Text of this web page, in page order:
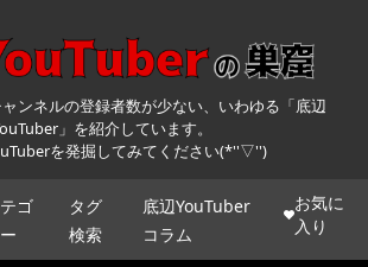
ンネルの登録者数が少ない、いわゆる「底辺
」を紹介しています。
を発掘してみてください(*''▽'')
ゴ
タグ
検索
底辺YouTuber
コラム
お気に
入り